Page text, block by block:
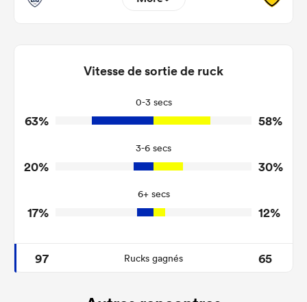
Tackles Made
Tackles Missed
3
3
3
1
Tackle Offload Allowed
Vitesse de sortie de ruck
0-3 secs
63% 58%
3-6 secs
20% 30%
6+ secs
17% 12%
97 Rucks gagnés 65